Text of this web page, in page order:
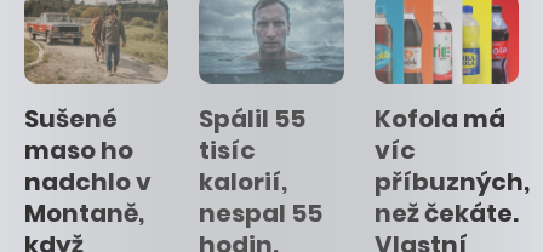
Sušené
maso ho
nadchlo v
Montaně,
když
Spálil 55
tisíc
kalorií,
nespal 55
hodin,
Kofola má
víc
příbuzných,
než čekáte.
Vlastní